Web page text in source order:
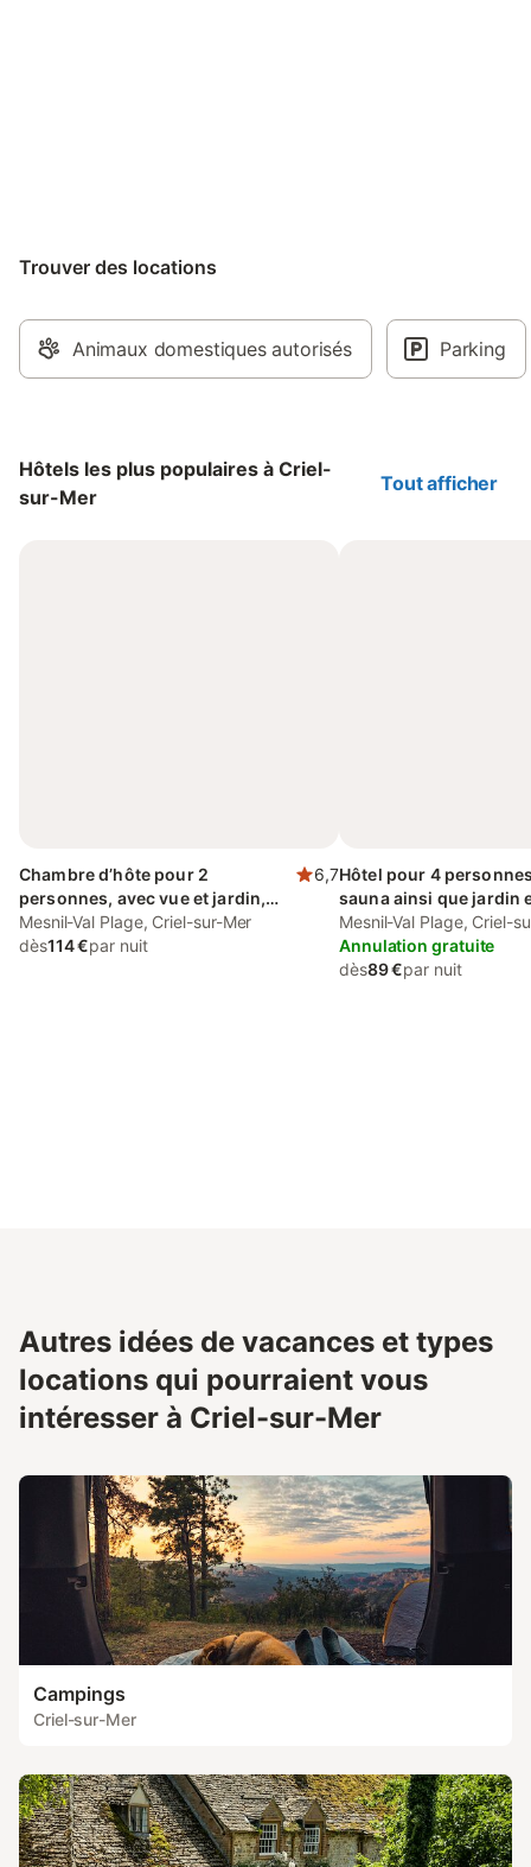
Trouver des locations
Animaux domestiques autorisés Parking
Hôtels les plus populaires à Criel-
sur-Mer
Tout afficher
Chambre d’hôte pour 2
personnes, avec vue et jardin,
animaux acceptés
6,7
Mesnil-Val Plage, Criel-sur-Mer
dès114 €par nuit
Hôtel pour 4
sauna ainsi que jardin
Mesnil-Val Plage, Criel-
Annulation gratuite
dès89 €par nuit
Autres idées de vacances et types
locations qui pourraient vous
intéresser à Criel-sur-Mer
Campings
Criel-sur-Mer